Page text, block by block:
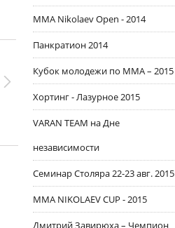
MMA Nikolaev Open - 2014
Панкратион 2014
Кубок молодежи по ММА – 2015
Хортинг - Лазурное 2015
VARAN TEAM на Дне
независимости
Семинар Столяра 22-23 авг. 2015
MMA NIKOLAEV CUP - 2015
Дмитрий Завирюха – Чемпион